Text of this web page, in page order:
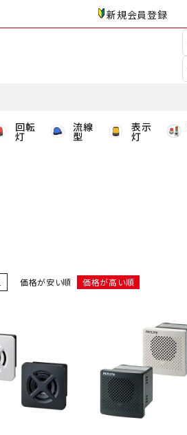
新規会員登録
回転
灯
流線
型
表示
灯
価格が安い順 価格が高い順